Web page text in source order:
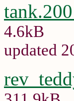
4.6kB
updated